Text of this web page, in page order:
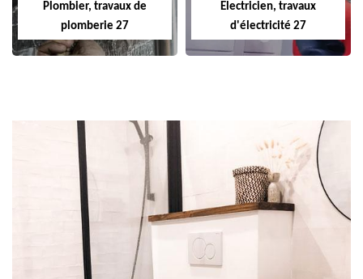
Plombier, travaux de
plomberie 27
Electricien, travaux
d'électricité 27